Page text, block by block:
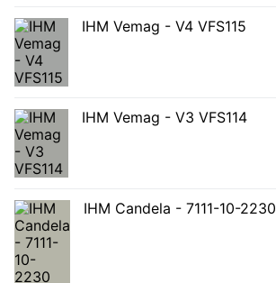
IHM Vemag - V4 VFS115
IHM Vemag - V3 VFS114
IHM Candela - 7111-10-2230